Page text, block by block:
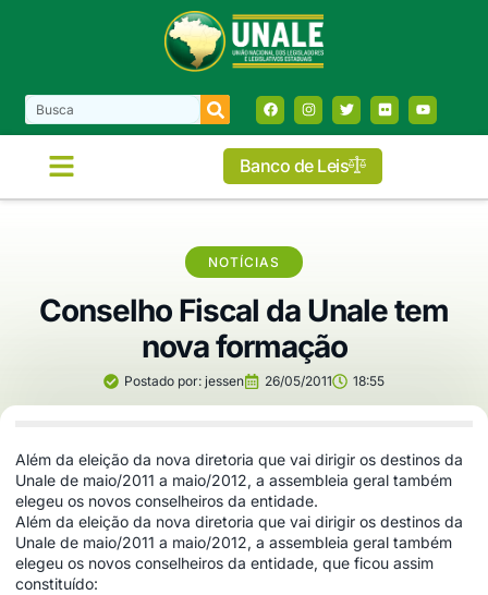
Banco de Leis
NOTÍCIAS
Conselho Fiscal da Unale tem
nova formação
Postado por: jessen 26/05/2011 18:55
Além da eleição da nova diretoria que vai dirigir os destinos da
Unale de maio/2011 a maio/2012, a assembleia geral também
elegeu os novos conselheiros da entidade.
Além da eleição da nova diretoria que vai dirigir os destinos da
Unale de maio/2011 a maio/2012, a assembleia geral também
elegeu os novos conselheiros da entidade, que ficou assim
constituído: